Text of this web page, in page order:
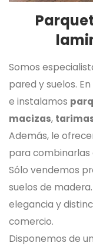
Somos
pared y suelos.
e instalamos
macizas,
Además, le
para combinarlas
Sólo vendemos
suelos de
elegancia y
comercio.
Disponemos de